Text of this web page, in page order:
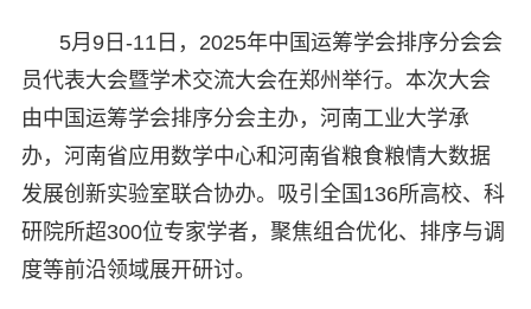
5月9日-11日，2025年中国运筹学会排序分会会
员代表大会暨学术交流大会在郑州举行。本次大会
由中国运筹学会排序分会主办，河南工业大学承
办，河南省应用数学中心和河南省粮食粮情大数据
发展创新实验室联合协办。吸引全国136所高校、科
研院所超300位专家学者，聚焦组合优化、排序与调
度等前沿领域展开研讨。